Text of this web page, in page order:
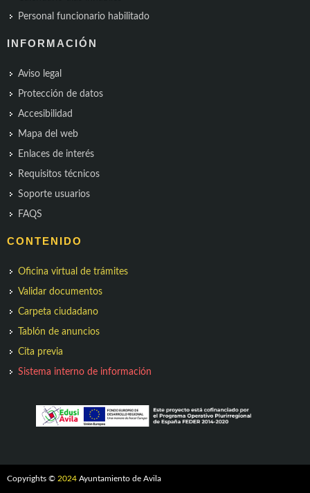
Personal funcionario habilitado
INFORMACIÓN
Aviso legal
Protección de datos
Accesibilidad
Mapa del web
Enlaces de interés
Requisitos técnicos
Soporte usuarios
FAQS
CONTENIDO
Oficina virtual de trámites
Validar documentos
Carpeta ciudadano
Tablón de anuncios
Cita previa
Sistema interno de información
Copyrights © 2024 Ayuntamiento de Avila